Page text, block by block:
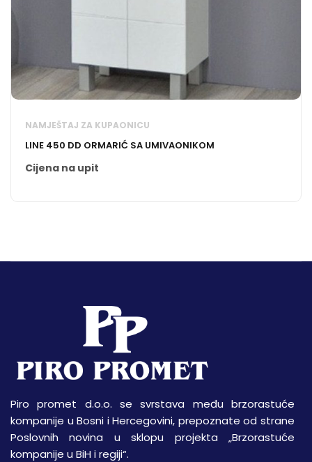
NAMJEŠTAJ ZA KUPAONICU
LINE 450 DD ORMARIĆ SA UMIVAONIKOM
Cijena na upit
Piro promet d.o.o. se svrstava među brzorastuće
kompanije u Bosni i Hercegovini, prepoznate od strane
Poslovnih novina u sklopu projekta „Brzorastuće
kompanije u BiH i regiji“.